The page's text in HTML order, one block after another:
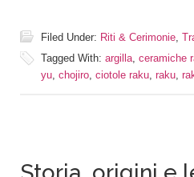
Filed Under: Riti & Cerimonie
Tagged With: argilla ceramiche
yu chojiro ciotole raku raku